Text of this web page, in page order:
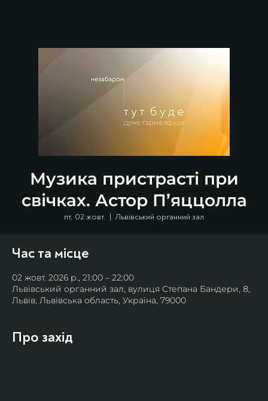
Музика пристрасті при
свічках. Астор П’яццолла
пт, 02 жовт.
  |
Львівський органний зал
Час та місце
02 жовт. 2026 р., 21:00 – 22:00
Львівський органний зал, вулиця Степана Бандери, 8,
Львів, Львівська область, Україна, 79000
Про захід